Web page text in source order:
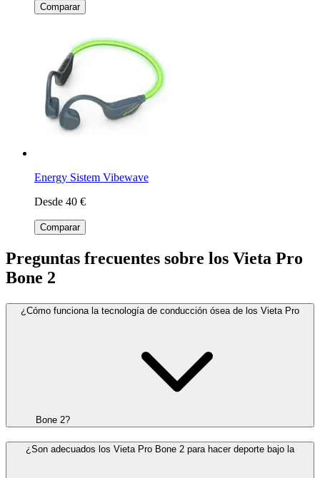
Comparar
Energy Sistem Vibewave
Desde 40 €
Comparar
Preguntas frecuentes sobre los Vieta Pro
Bone 2
¿Cómo funciona la tecnología de conducción ósea de los Vieta Pro
Bone 2?
¿Son adecuados los Vieta Pro Bone 2 para hacer deporte bajo la